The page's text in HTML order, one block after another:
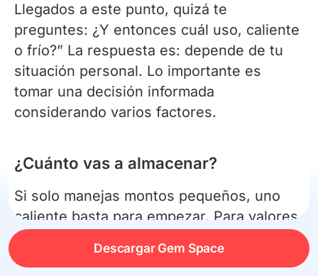
Descargar Gem Space
Llegados a este punto, quizá te
preguntes: ¿Y entonces cuál uso, caliente
o frío?” La respuesta es: depende de tu
situación personal. Lo importante es
tomar una decisión informada
considerando varios factores.
¿Cuánto vas a almacenar?
Si solo manejas montos pequeños, uno
caliente basta para empezar. Para valores
altos o ahorros a largo plazo, es mejor un
monedero hardware u otro frío, que te